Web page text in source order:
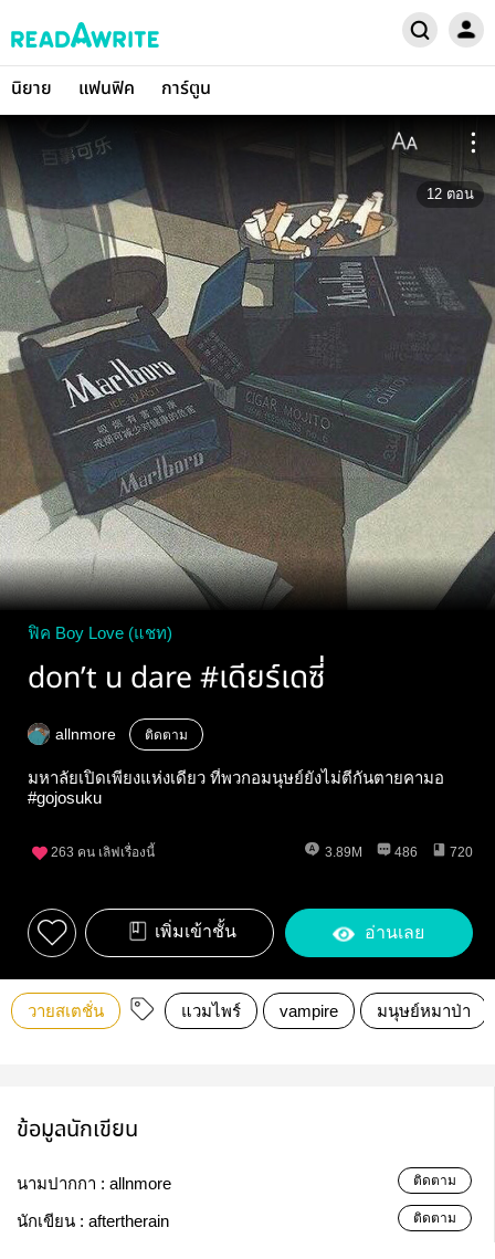
นิยาย แฟนฟิค การ์ตูน
12 ตอน
ฟิค Boy Love (แชท)
don’t u dare #เดียร์เดซี่
allnmore ติดตาม
มหาลัยเปิดเพียงแห่งเดียว ที่พวกอมนุษย์ยังไม่ตีกันตายคามอ
#gojosuku
263 คน เลิฟเรื่องนี้ 3.89M 486 720
เพิ่มเข้าชั้น อ่านเลย
วายสเตชั่น แวมไพร์ vampire มนุษย์หมาป่า
ข้อมูลนักเขียน
นามปากกา : allnmore ติดตาม
นักเขียน : aftertherain ติดตาม